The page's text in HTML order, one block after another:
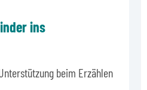
ins
beim Erzählen